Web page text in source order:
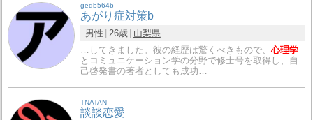
gedb564b
あがり症対策b
男性 26歳
山梨県
…してきました。彼の経歴は驚くべきもので、心理学
とコミュニケーション学の分野で修士号を取得し、自
己啓発書の著者としても成功…
TNATAN
談談恋愛